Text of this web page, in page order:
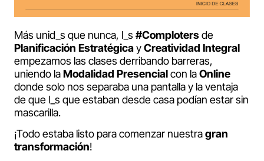
Más unid_s que nunca, l_s #Complotersde
Planificación EstratégicayCreatividad Integral
empezamos las clases derribando barreras,
uniendo laModalidad Presencialcon laOnline
donde solo nos separaba una pantalla y la ventaja
de que l_s que estaban desde casa podían estar sin
mascarilla.
¡Todo estaba listo para comenzar nuestragran
transformación!